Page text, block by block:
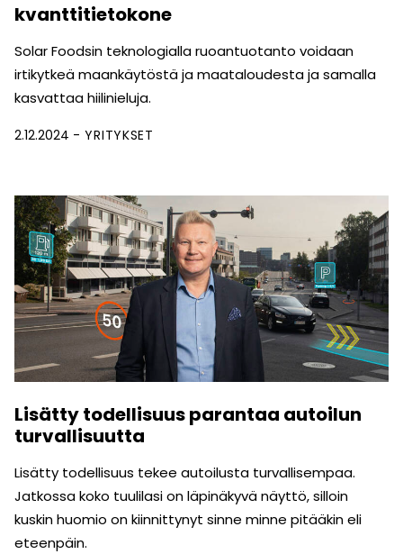
kvanttitietokone
Solar Foodsin teknologialla ruoantuotanto voidaan
irtikytkeä maankäytöstä ja maataloudesta ja samalla
kasvattaa hiilinieluja.
2.12.2024 YRITYKSET
Lisätty todellisuus parantaa autoilun
turvallisuutta
Lisätty todellisuus tekee autoilusta turvallisempaa.
Jatkossa koko tuulilasi on läpinäkyvä näyttö, silloin
kuskin huomio on kiinnittynyt sinne minne pitääkin eli
eteenpäin.